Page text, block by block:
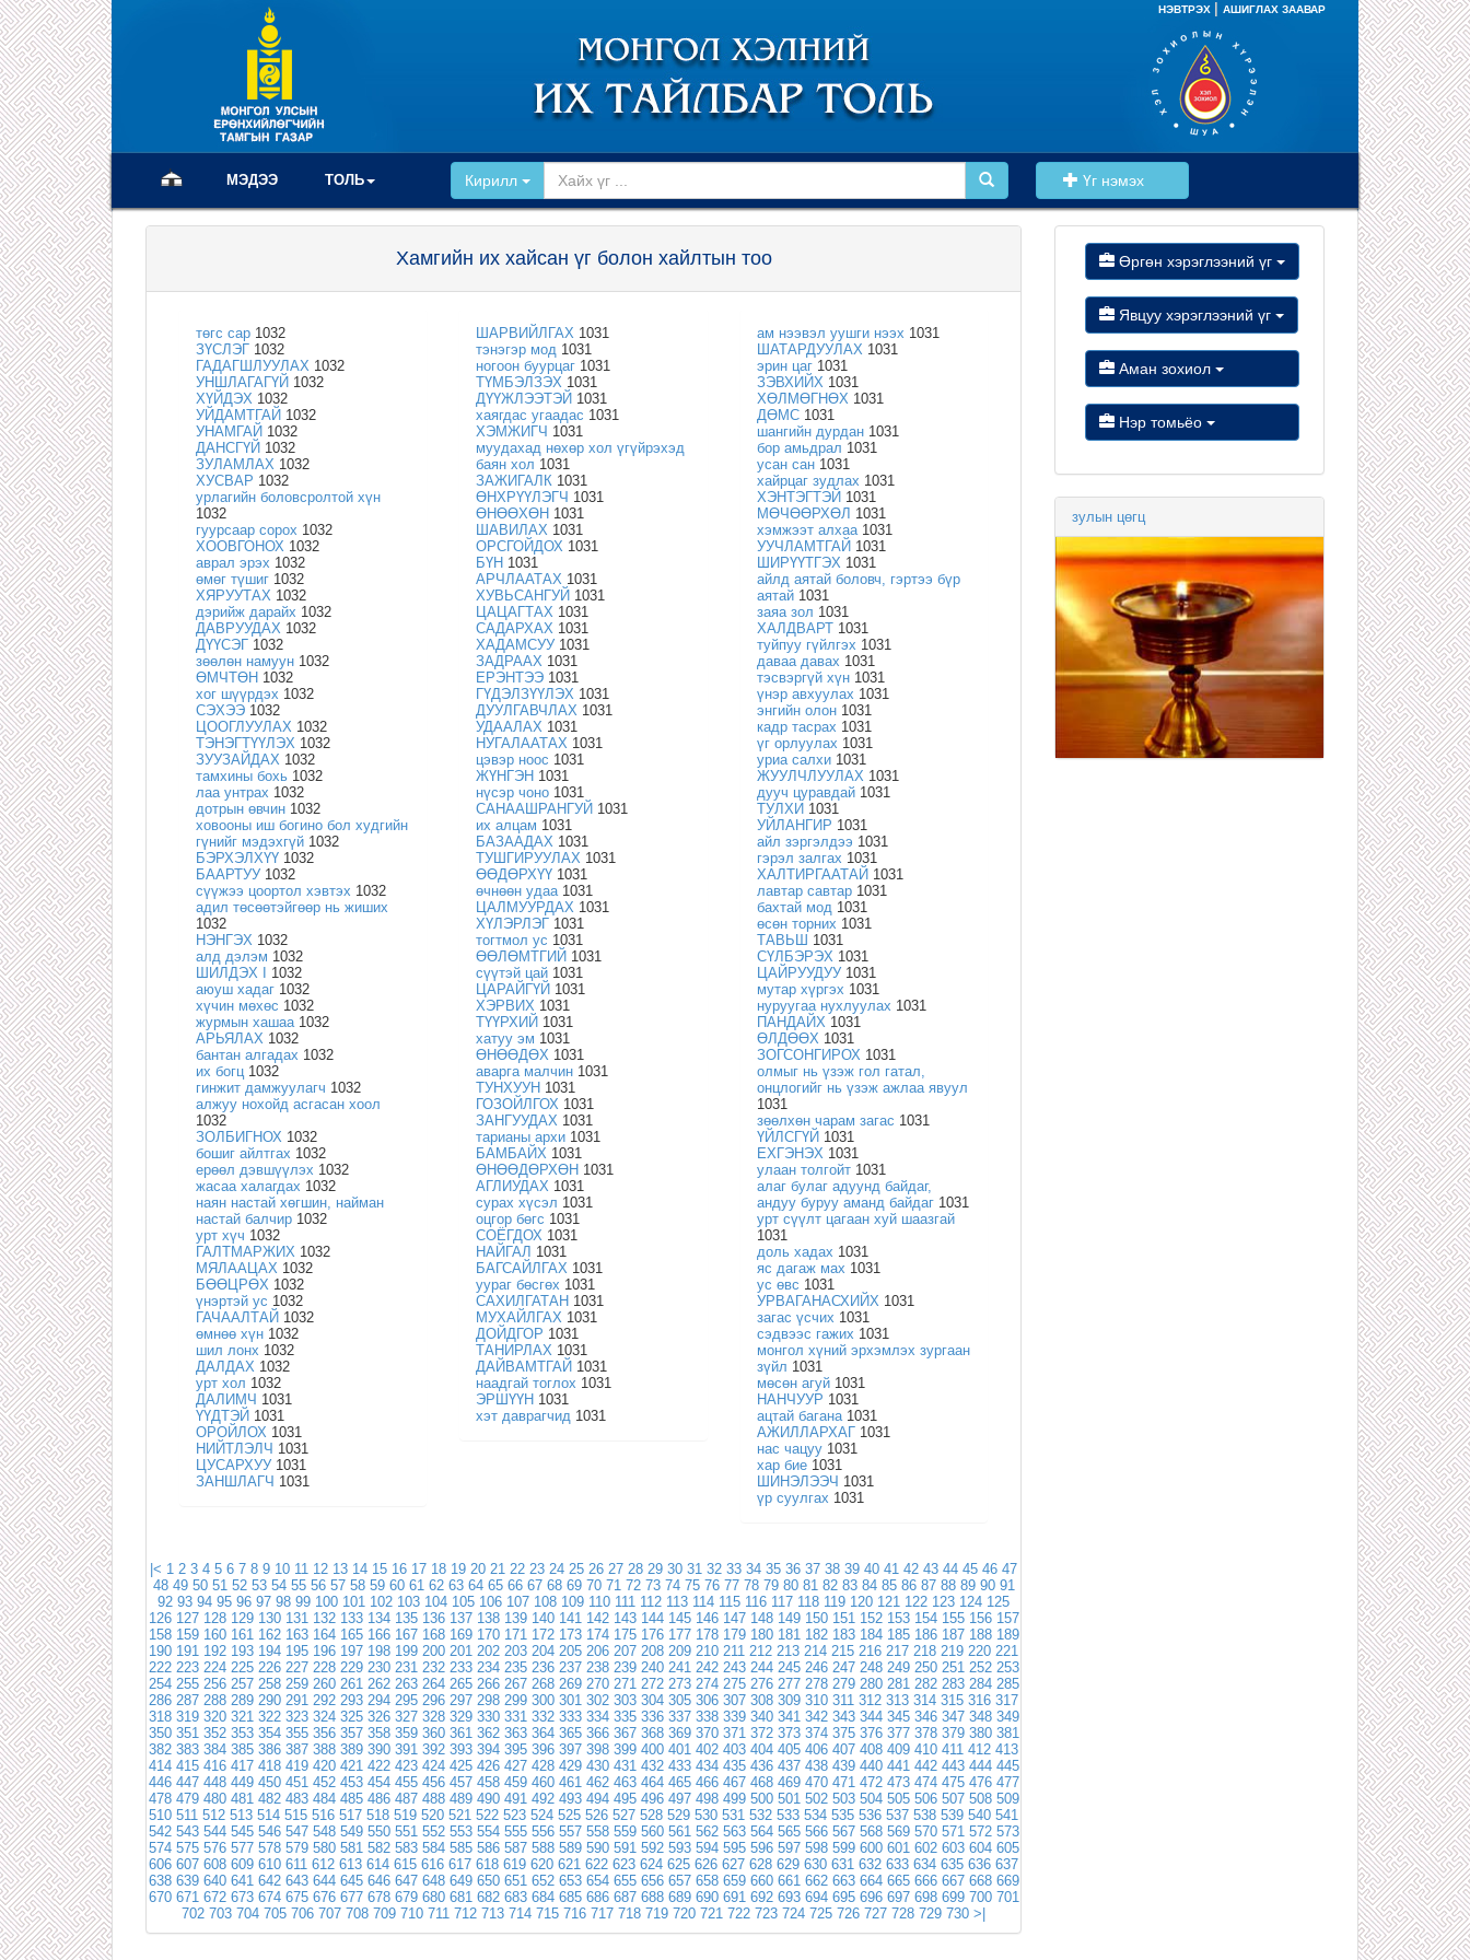
НЭВТРЭХ АШИГЛАХ ЗААВАР
(current)МЭДЭЭ ТОЛЬ Кирилл Үг нэмэх
Хамгийн их хайсан үг болон хайлтын тоо
төгс сар 1032
ЗҮСЛЭГ 1032
ГАДАГШЛУУЛАХ 1032
УНШЛАГАГҮЙ 1032
ХҮЙДЭХ 1032
УЙДАМТГАЙ 1032
УНАМГАЙ 1032
ДАНСГҮЙ 1032
ЗУЛАМЛАХ 1032
ХУСВАР 1032
урлагийн боловсролтой хүн
1032
гуурсаар сорох 1032
ХООВГОНОХ 1032
аврал эрэх 1032
өмөг түшиг 1032
ХЯРУУТАХ 1032
дэрийж дарайх 1032
ДАВРУУДАХ 1032
ДҮҮСЭГ 1032
зөөлөн намуун 1032
ӨМЧТӨН 1032
хог шүүрдэх 1032
СЭХЭЭ 1032
ЦООГЛУУЛАХ 1032
ТЭНЭГТҮҮЛЭХ 1032
ЗУУЗАЙДАХ 1032
тамхины бохь 1032
лаа унтрах 1032
дотрын өвчин 1032
ховооны иш богино бол худгийн
гүнийг мэдэхгүй 1032
БЭРХЭЛХҮҮ 1032
БААРТУУ 1032
сүүжээ цоортол хэвтэх 1032
адил төсөөтэйгөөр нь жиших
1032
НЭНГЭХ 1032
алд дэлэм 1032
ШИЛДЭХ I
1032
аюуш хадаг 1032
хүчин мөхөс 1032
журмын хашаа1032
АРЬЯЛАХ 1032
бантан алгадах 1032
их богц 1032
гинжит дамжуулагч 1032
алжуу нохойд асгасан хоол
1032
ЗОЛБИГНОХ 1032
бошиг айлтгах 1032
ерөөл дэвшүүлэх 1032
жасаа халагдах 1032
наян настай хөгшин, найман
настай балчир 1032
урт хүч 1032
ГАЛТМАРЖИХ 1032
МЯЛААЦАХ 1032
БӨӨЦРӨХ 1032
үнэртэй ус 1032
ГАЧААЛТАЙ 1032
өмнөө хүн 1032
шил лонх 1032
ДАЛДАХ 1032
урт хол 1032
ДАЛИМЧ 1031
ҮҮДТЭЙ 1031
ОРОЙЛОХ 1031
НИЙТЛЭЛЧ 1031
ЦУСАРХУУ 1031
ЗАНШЛАГЧ 1031
ШАРВИЙЛГАХ 1031
тэнэгэр мод 1031
ногоон буурцаг 1031
ТҮМБЭЛЗЭХ 1031
ДҮҮЖЛЭЭТЭЙ 1031
хаягдас угаадас 1031
ХЭМЖИГЧ 1031
муудахад нөхөр хол үгүйрэхэд
баян хол 1031
ЗАЖИГАЛК 1031
ӨНХРҮҮЛЭГЧ 1031
ӨНӨӨХӨН 1031
ШАВИЛАХ 1031
ОРСГОЙДОХ 1031
БҮН 1031
АРЧЛААТАХ 1031
ХУВЬСАНГУЙ 1031
ЦАЦАГТАХ 1031
САДАРХАХ 1031
ХАДАМСУУ 1031
ЗАДРААХ 1031
ЕРЭНТЭЭ 1031
ГҮДЭЛЗҮҮЛЭХ 1031
ДУУЛГАВЧЛАХ 1031
УДААЛАХ 1031
НУГАЛААТАХ 1031
цэвэр ноос 1031
ЖҮНГЭН 1031
нүсэр чоно 1031
САНААШРАНГУЙ 1031
их алцам 1031
БАЗААДАХ 1031
ТУШГИРУУЛАХ 1031
ӨӨДӨРХҮҮ 1031
өчнөөн удаа1031
ЦАЛМУУРДАХ 1031
ХҮЛЭРЛЭГ 1031
тогтмол ус 1031
ӨӨЛӨМТГИЙ 1031
сүүтэй цай 1031
ЦАРАЙГҮЙ 1031
ХЭРВИХ 1031
ТҮҮРХИЙ 1031
хатуу эм 1031
ӨНӨӨДӨХ 1031
аварга малчин 1031
ТУНХУУН 1031
ГОЗОЙЛГОХ 1031
ЗАНГУУДАХ 1031
тарианы архи 1031
БАМБАЙХ 1031
ӨНӨӨДӨРХӨН 1031
АГЛИУДАХ 1031
сурах хүсэл 1031
оцгор бөгс 1031
СОЁГДОХ 1031
НАЙГАЛ 1031
БАГСАЙЛГАХ 1031
уураг бөсгөх 1031
САХИЛГАТАН 1031
МУХАЙЛГАХ 1031
ДОЙДГОР 1031
ТАНИРЛАХ 1031
ДАЙВАМТГАЙ 1031
наадгай тоглох 1031
ЭРШҮҮН 1031
хэт даврагчид 1031
ам нээвэл уушги нээх 1031
ШАТАРДУУЛАХ 1031
эрин цаг1031
ЗЭВХИЙХ 1031
ХӨЛМӨГНӨХ 1031
ДӨМС1031
шангийн дурдан1031
бор амьдрал 1031
усан сан1031
хайрцаг зудлах 1031
ХЭНТЭГТЭЙ 1031
МӨЧӨӨРХӨЛ 1031
хэмжээт алхаа1031
УУЧЛАМТГАЙ 1031
ШИРҮҮТГЭХ 1031
айлд аятай боловч, гэртээ бүр
аятай1031
заяа зол 1031
ХАЛДВАРТ1031
туйпуу гүйлгэх 1031
даваа давах 1031
тэсвэргүй хүн1031
үнэр авхуулах 1031
энгийн олон1031
кадр тасрах 1031
үг орлуулах 1031
уриа салхи1031
ЖУУЛЧЛУУЛАХ 1031
дууч цуравдай1031
ТУЛХИ 1031
УЙЛАНГИР 1031
айл зэргэлдээ 1031
гэрэл залгах 1031
ХАЛТИРГААТАЙ 1031
лавтар савтар1031
бахтай мод1031
өсөн торних 1031
ТАВЬШ 1031
СҮЛБЭРЭХ 1031
ЦАЙРУУДУУ1031
мутар хүргэх 1031
нуруугаа нухлуулах 1031
ПАНДАЙХ 1031
ӨЛДӨӨХ 1031
ЗОГСОНГИРОХ 1031
олмыг нь үзэж гол гатал,
онцлогийг нь үзэж ажлаа явуул
1031
зөөлхөн чарам загас 1031
ҮЙЛСГҮЙ 1031
ЕХГЭНЭХ 1031
улаан толгойт1031
алаг булаг адуунд байдаг,
андуу буруу аманд байдаг1031
урт сүүлт цагаан хуй шаазгай
1031
доль хадах 1031
яс дагаж мах 1031
ус өвс 1031
УРВАГАНАСХИЙХ 1031
загас үсчих 1031
сэдвээс гажих 1031
монгол хүний эрхэмлэх зургаан
зүйл 1031
мөсөн агуй1031
НАНЧУУР 1031
ацтай багана1031
АЖИЛЛАРХАГ1031
нас чацуу1031
хар бие1031
ШИНЭЛЭЭЧ 1031
үр суулгах 1031
|< 1 2 3 4 5 6 7 8 9 10 11 12 13 14 15 16 17 18 19 20 21 22 23 24 25 26 27 28 29 30 31 32 33 34 35 36 37 38 39 40 41 42 43 44 45 46 47
48 49 50 51 52 53 54 55 56 57 58 59 60 61 62 63 64 65 66 67 68 69 70 71 72 73 74 75 76 77 78 79 80 81 82 83 84 85 86 87 88 89 90 91
92 93 94 95 96 97 98 99 100 101 102 103 104 105 106 107 108 109 110 111 112 113 114 115 116 117 118 119 120 121 122 123 124 125
126 127 128 129 130 131 132 133 134 135 136 137 138 139 140 141 142 143 144 145 146 147 148 149 150 151 152 153 154 155 156 157
158 159 160 161 162 163 164 165 166 167 168 169 170 171 172 173 174 175 176 177 178 179 180 181 182 183 184 185 186 187 188 189
190 191 192 193 194 195 196 197 198 199 200 201 202 203 204 205 206 207 208 209 210 211 212 213 214 215 216 217 218 219 220 221
222 223 224 225 226 227 228 229 230 231 232 233 234 235 236 237 238 239 240 241 242 243 244 245 246 247 248 249 250 251 252 253
254 255 256 257 258 259 260 261 262 263 264 265 266 267 268 269 270 271 272 273 274 275 276 277 278 279 280 281 282 283 284 285
286 287 288 289 290 291 292 293 294 295 296 297 298 299 300 301 302 303 304 305 306 307 308 309 310 311 312 313 314 315 316 317
318 319 320 321 322 323 324 325 326 327 328 329 330 331 332 333 334 335 336 337 338 339 340 341 342 343 344 345 346 347 348 349
350 351 352 353 354 355 356 357 358 359 360 361 362 363 364 365 366 367 368 369 370 371 372 373 374 375 376 377 378 379 380 381
382 383 384 385 386 387 388 389 390 391 392 393 394 395 396 397 398 399 400 401 402 403 404 405 406 407 408 409 410 411 412 413
414 415 416 417 418 419 420 421 422 423 424 425 426 427 428 429 430 431 432 433 434 435 436 437 438 439 440 441 442 443 444 445
446 447 448 449 450 451 452 453 454 455 456 457 458 459 460 461 462 463 464 465 466 467 468 469 470 471 472 473 474 475 476 477
478 479 480 481 482 483 484 485 486 487 488 489 490 491 492 493 494 495 496 497 498 499 500 501 502 503 504 505 506 507 508 509
510 511 512 513 514 515 516 517 518 519 520 521 522 523 524 525 526 527 528 529 530 531 532 533 534 535 536 537 538 539 540 541
542 543 544 545 546 547 548 549 550 551 552 553 554 555 556 557 558 559 560 561 562 563 564 565 566 567 568 569 570 571 572 573
574 575 576 577 578 579 580 581 582 583 584 585 586 587 588 589 590 591 592 593 594 595 596 597 598 599 600 601 602 603 604 605
606 607 608 609 610 611 612 613 614 615 616 617 618 619 620 621 622 623 624 625 626 627 628 629 630 631 632 633 634 635 636 637
638 639 640 641 642 643 644 645 646 647 648 649 650 651 652 653 654 655 656 657 658 659 660 661 662 663 664 665 666 667 668 669
670 671 672 673 674 675 676 677 678 679 680 681 682 683 684 685 686 687 688 689 690 691 692 693 694 695 696 697 698 699 700 701
702 703 704 705 706 707 708 709 710 711 712 713 714 715 716 717 718 719 720 721 722 723 724 725 726 727 728 729 730 >|
Өргөн хэрэглээний үг
Явцуу хэрэглээний үг
Аман зохиол
Нэр томьёо
зулын цөгц